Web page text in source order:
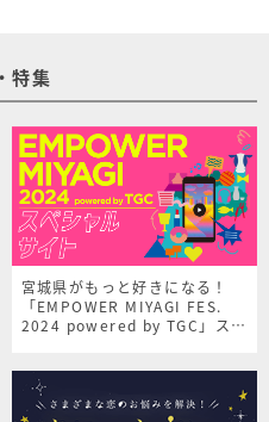
特集
宮城県がもっと好きになる！
「EMPOWER MIYAGI FES.
2024 powered by TGC」スペ